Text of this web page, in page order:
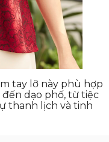
tay lỡ này phù hợp
dạo phố, từ tiệc
thanh lịch và tinh